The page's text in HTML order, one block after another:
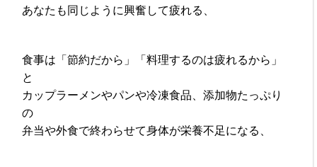
あなたも同じように興奮して疲れる、
食事は「節約だから」「料理するのは疲れるから」
と
カップラーメンやパンや冷凍食品、添加物たっぷり
の
弁当や外食で終わらせて身体が栄養不足になる、